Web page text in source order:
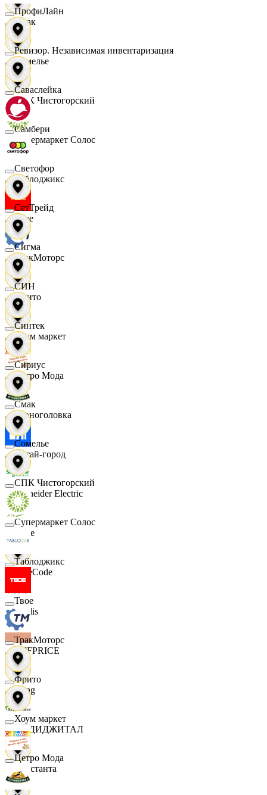
Смак
Сомелье
СПК Чистогорский
Супермаркет Солос
Таблоджикс
Твое
ТракМоторс
Фрито
Хоум маркет
Цетро Мода
Черноголовка
Читай-город
Schneider Electric
Ярче
FaceCode
Modis
OFFPRICE
string
X5 ДИДЖИТАЛ
Константа
ПрофиЛайн
Ревизор. Независимая инвентаризация
Саваслейка
Самбери
Светофор
СетТрейд
Сигма
СИН
Синтек
Сириус
Смак
Сомелье
СПК Чистогорский
Супермаркет Солос
Таблоджикс
Твое
ТракМоторс
Фрито
Хоум маркет
Цетро Мода